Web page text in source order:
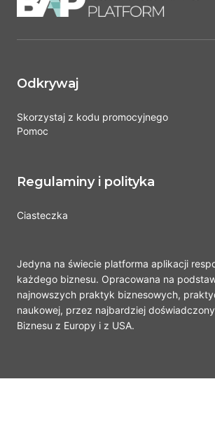
Odkrywaj
Skorzystaj z kodu promocyjnego
Pomoc
Regulaminy i polityka
Ciasteczka
Jedyna na świecie platforma aplikacji
każdego biznesu. Opracowana na
najnowszych praktyk biznesowych,
naukowej, przez najbardziej
Biznesu z Europy i z USA.